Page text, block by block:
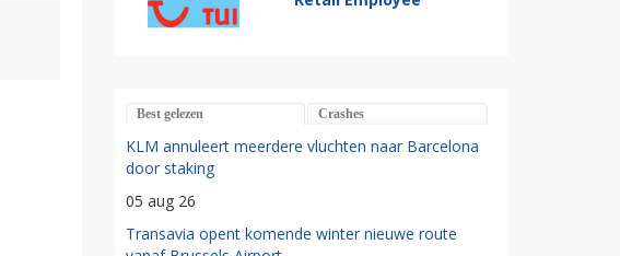
Best gelezen Crashes
KLM annuleert meerdere vluchten naar Barcelona
door staking
05 aug 26
Transavia opent komende winter nieuwe route